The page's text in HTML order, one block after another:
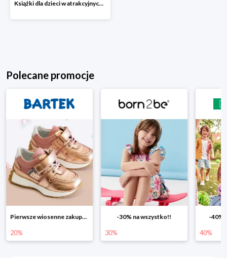
Książki dla dzieci w atrakcyjnych cenach
Polecane promocje
-30% na wszystko!!
30%
-40% na drugą sztukę
40% 25%